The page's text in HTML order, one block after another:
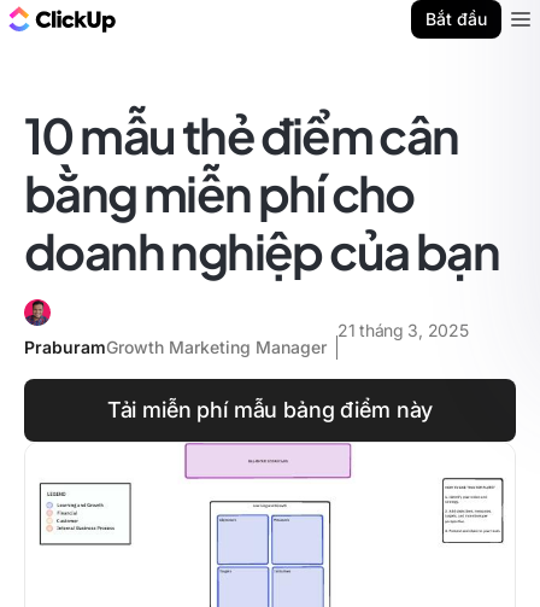
Bắt đầu
10 mẫu thẻ điểm cân
bằng miễn phí cho
doanh nghiệp của bạn
PraburamGrowth Marketing Manager
21 tháng 3, 2025
Tải miễn phí mẫu bảng điểm này